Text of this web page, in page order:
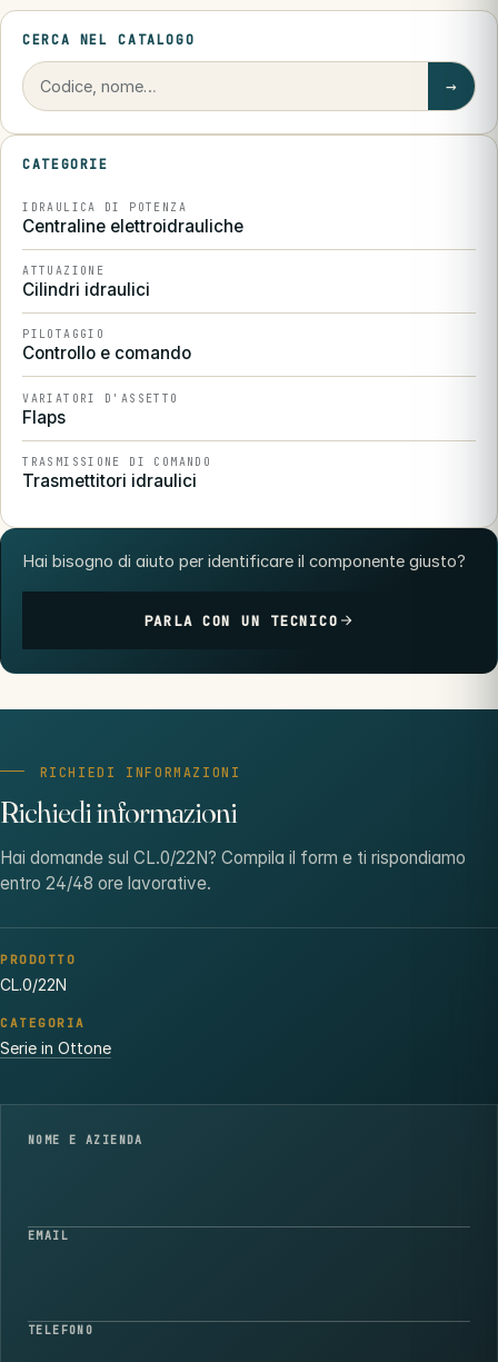
CERCA NEL CATALOGO
→
CATEGORIE
IDRAULICA DI POTENZA
Centraline elettroidrauliche
ATTUAZIONE
Cilindri idraulici
PILOTAGGIO
Controllo e comando
VARIATORI D'ASSETTO
Flaps
TRASMISSIONE DI COMANDO
Trasmettitori idraulici
Hai bisogno di aiuto per identificare il componente giusto?
PARLA CON UN TECNICO
RICHIEDI INFORMAZIONI
Richiedi informazioni
Hai domande sul CL.0/22N? Compila il form e ti rispondiamo
entro 24/48 ore lavorative.
PRODOTTO
CL.0/22N
CATEGORIA
Serie in Ottone
NOME E AZIENDA
EMAIL
TELEFONO